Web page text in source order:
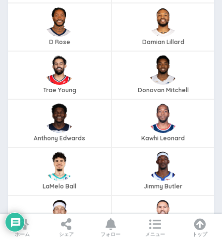
D Rose Damian Lillard
Trae Young Donovan Mitchell
Anthony Edwards Kawhi Leonard
LaMelo Ball Jimmy Butler
Austin Reaves Klay Thompson
ホーム シェア フォロー メニュー トップ